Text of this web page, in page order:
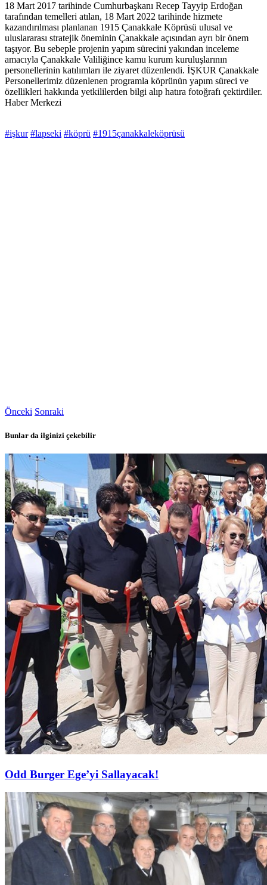
18 Mart 2017 tarihinde Cumhurbaşkanı Recep Tayyip Erdoğan
tarafından temelleri atılan, 18 Mart 2022 tarihinde hizmete
kazandırılması planlanan 1915 Çanakkale Köprüsü ulusal ve
uluslararası stratejik öneminin Çanakkale açısından ayrı bir önem
taşıyor. Bu sebeple projenin yapım sürecini yakından inceleme
amacıyla Çanakkale Valiliğince kamu kurum kuruluşlarının
personellerinin katılımları ile ziyaret düzenlendi. İŞKUR Çanakkale
Personellerimiz düzenlenen programla köprünün yapım süreci ve
özellikleri hakkında yetkililerden bilgi alıp hatıra fotoğrafı çektirdiler.
Haber Merkezi
#işkur #lapseki #köprü #1915çanakkaleköprüsü
Önceki Sonraki
Bunlar da ilginizi çekebilir
Odd Burger Ege’yi Sallayacak!